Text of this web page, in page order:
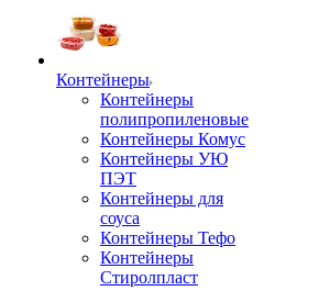
Контейнеры
Контейнеры
полипропиленовые
Контейнеры Комус
Контейнеры УЮ
ПЭТ
Контейнеры для
соуса
Контейнеры Тефо
Контейнеры
Стиролпласт